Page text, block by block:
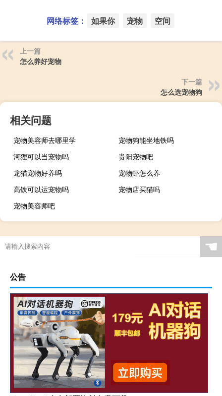
网络标签： 如果你 宠物 空间
上一篇
怎么养好宠物
下一篇
怎么选宠物狗
相关问题
宠物美容师去哪里学
宠物狗能坐地铁吗
河狸可以当宠物吗
贵阳宠物吧
龙猫宠物好养吗
宠物虾怎么养
高铁可以运宠物吗
宠物店买猫吗
宠物美容师吧
☚
公告